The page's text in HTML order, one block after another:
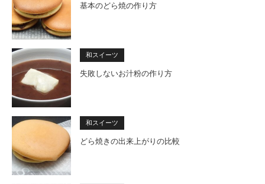
基本のどら焼の作り方
和スイーツ
失敗しないお汁粉の作り方
和スイーツ
どら焼きの出来上がりの比較